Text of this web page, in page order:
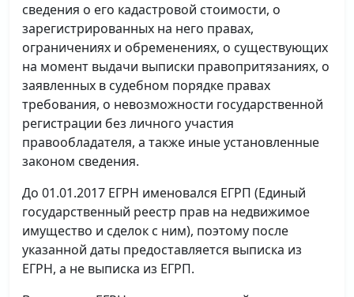
сведения о его кадастровой стоимости, о
зарегистрированных на него правах,
ограничениях и обременениях, о существующих
на момент выдачи выписки правопритязаниях, о
заявленных в судебном порядке правах
требования, о невозможности государственной
регистрации без личного участия
правообладателя, а также иные установленные
законом сведения.
До 01.01.2017 ЕГРН именовался ЕГРП (Единый
государственный реестр прав на недвижимое
имущество и сделок с ним), поэтому после
указанной даты предоставляется выписка из
ЕГРН, а не выписка из ЕГРП.